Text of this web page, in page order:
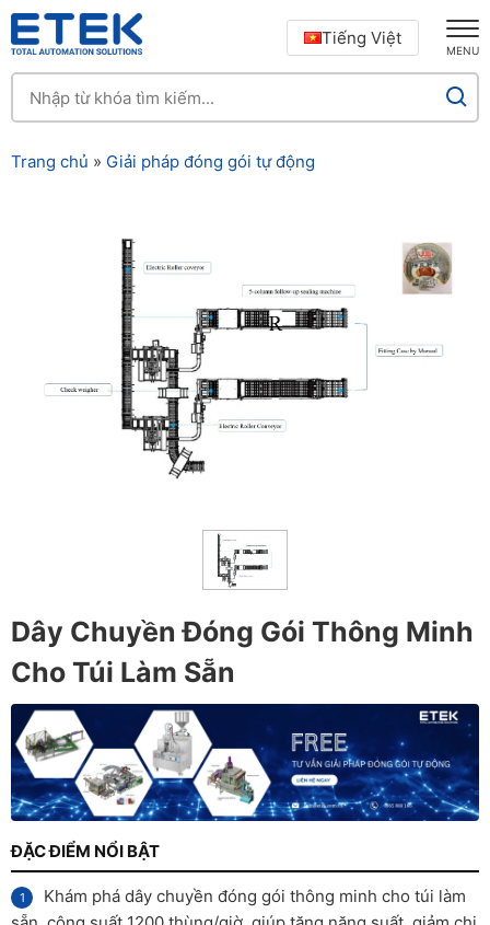
Tiếng Việt
MENU
Trang chủ » Giải pháp đóng gói tự động
Dây Chuyền Đóng Gói Thông Minh
Cho Túi Làm Sẵn
ĐẶC ĐIỂM NỔI BẬT
Khám phá dây chuyền đóng gói thông minh cho túi làm